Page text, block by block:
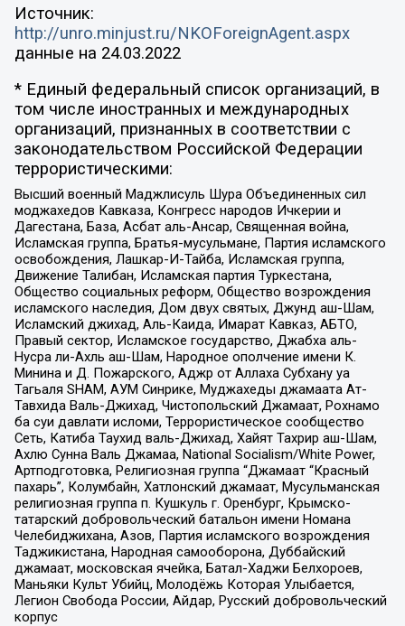
Источник:
http://unro.minjust.ru/NKOForeignAgent.aspx
данные на 24.03.2022
* Единый федеральный список организаций, в
том числе иностранных и международных
организаций, признанных в соответствии с
законодательством Российской Федерации
террористическими:
Высший военный Маджлисуль Шура Объединенных сил
моджахедов Кавказа, Конгресс народов Ичкерии и
Дагестана, База, Асбат аль-Ансар, Священная война,
Исламская группа, Братья-мусульмане, Партия исламского
освобождения, Лашкар-И-Тайба, Исламская группа,
Движение Талибан, Исламская партия Туркестана,
Общество социальных реформ, Общество возрождения
исламского наследия, Дом двух святых, Джунд аш-Шам,
Исламский джихад, Аль-Каида, Имарат Кавказ, АБТО,
Правый сектор, Исламское государство, Джабха аль-
Нусра ли-Ахль аш-Шам, Народное ополчение имени К.
Минина и Д. Пожарского, Аджр от Аллаха Субхану уа
Тагьаля SHAM, АУМ Синрике, Муджахеды джамаата Ат-
Тавхида Валь-Джихад, Чистопольский Джамаат, Рохнамо
ба суи давлати исломи, Террористическое сообщество
Сеть, Катиба Таухид валь-Джихад, Хайят Тахрир аш-Шам,
Ахлю Сунна Валь Джамаа, National Socialism/White Power,
Артподготовка, Религиозная группа “Джамаат “Красный
пахарь”, Колумбайн, Хатлонский джамаат, Мусульманская
религиозная группа п. Кушкуль г. Оренбург, Крымско-
татарский добровольческий батальон имени Номана
Челебиджихана, Азов, Партия исламского возрождения
Таджикистана, Народная самооборона, Дуббайский
джамаат, московская ячейка, Батал-Хаджи Белхороев,
Маньяки Культ Убийц, Молодёжь Которая Улыбается,
Легион Свобода России, Айдар, Русский добровольческий
корпус